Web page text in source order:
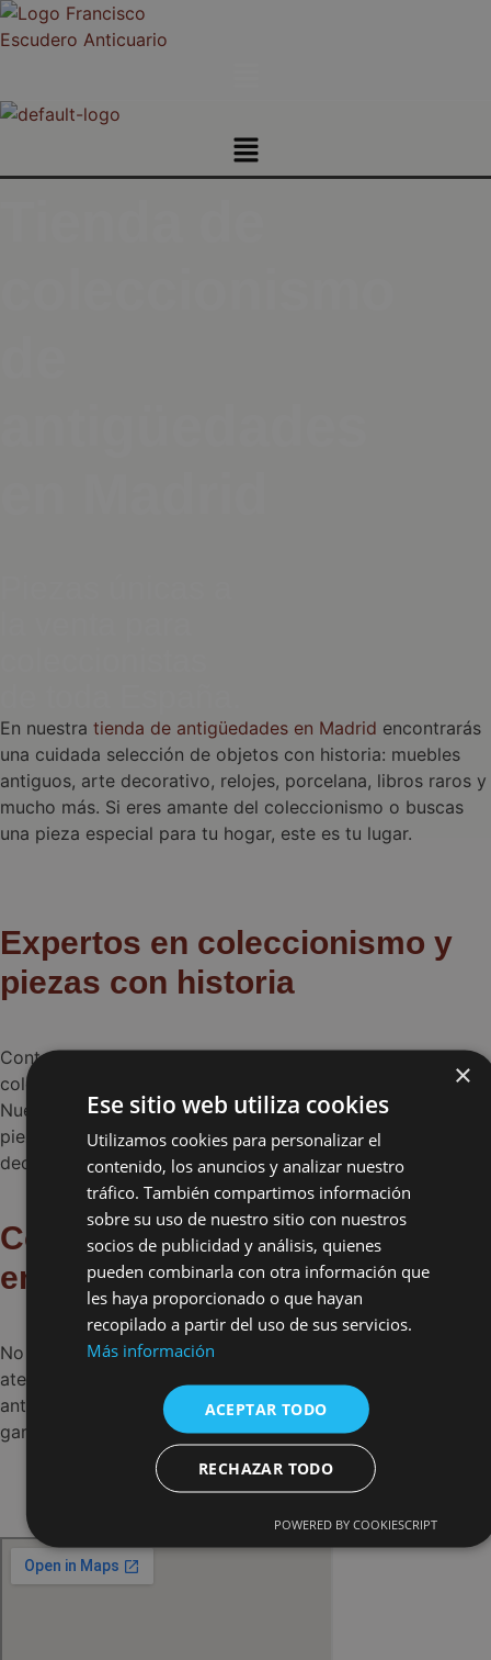
Menú
En nuestra tienda de antigüedades en Madrid encontrarás
una cuidada selección de objetos con historia: muebles
antiguos, arte decorativo, relojes, porcelana, libros raros y
mucho más. Si eres amante del coleccionismo o buscas
una pieza especial para tu hogar, este es tu lugar.
Expertos en coleccionismo y
piezas con historia
Contamos con años de experiencia en el mundo del
coleccionismo y la
Nuestro catálogo está en constante renovación y cada
pieza es seleccionada por su valor artístico, histórico o
decorativo.
Compra de antigüedades con
envío a toda España
No importa dónde te encuentres, ofrecemos servicio de
atención y envío a toda España. Llevamos nuestras
antigüedades hasta tu puerta con total seguridad y
garantía.
×
Ese sitio web utiliza cookies
Utilizamos cookies para personalizar el
contenido, los anuncios y analizar nuestro
tráfico. También compartimos información
sobre su uso de nuestro sitio con nuestros
socios de publicidad y análisis, quienes
pueden combinarla con otra información que
les haya proporcionado o que hayan
recopilado a partir del uso de sus servicios.
Más información
ACEPTAR TODO
RECHAZAR TODO
POWERED BY COOKIESCRIPT